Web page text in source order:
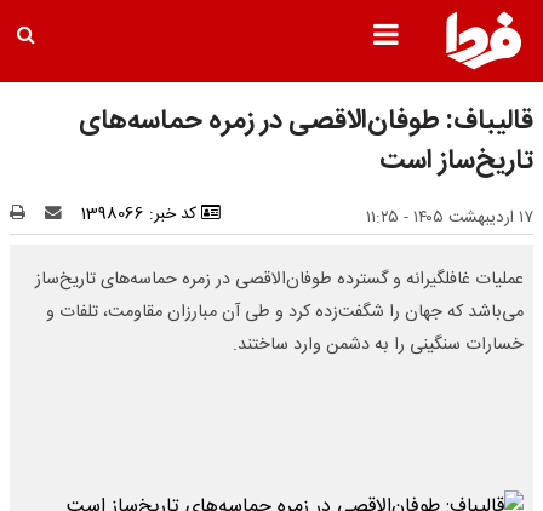
قالیباف: طوفان‌الاقصی در زمره حماسه‌های
تاریخ‌ساز است
۱۷ اردیبهشت ۱۴۰۵ - ۱۱:۲۵ کد خبر: 1398066
عملیات غافلگیرانه و گسترده طوفان‌الاقصی در زمره حماسه‌های تاریخ‌ساز
می‌باشد که جهان را شگفت‌زده کرد و طی آن مبارزان مقاومت، تلفات و
خسارات سنگینی را به دشمن وارد ساختند.